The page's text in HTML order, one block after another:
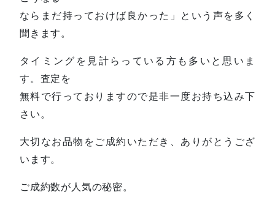
ならまだ持っておけば良かった」という声を多く
聞きます。
タイミングを見計らっている方も多いと思いま
す。査定を
無料で行っておりますので是非一度お持ち込み下
さい。
大切なお品物をご成約いただき、ありがとうござ
います。
ご成約数が人気の秘密。